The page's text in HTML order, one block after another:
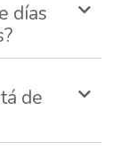
días
de